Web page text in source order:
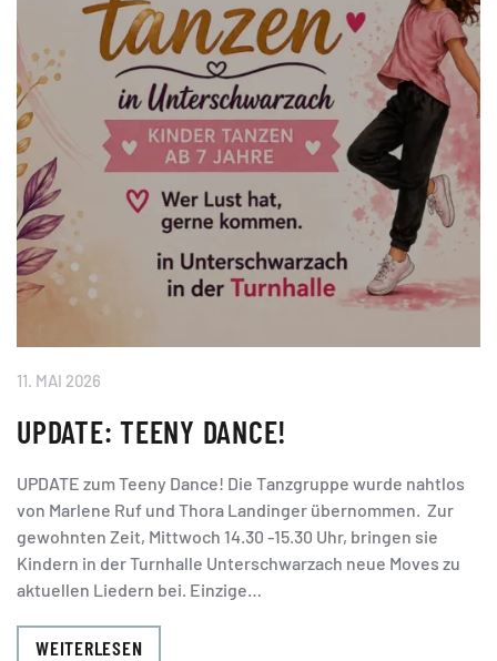
11. MAI 2026
UPDATE: TEENY DANCE!
UPDATE zum Teeny Dance! Die Tanzgruppe wurde nahtlos
von Marlene Ruf und Thora Landinger übernommen. Zur
gewohnten Zeit, Mittwoch 14.30 -15.30 Uhr, bringen sie
Kindern in der Turnhalle Unterschwarzach neue Moves zu
aktuellen Liedern bei. Einzige…
WEITERLESEN